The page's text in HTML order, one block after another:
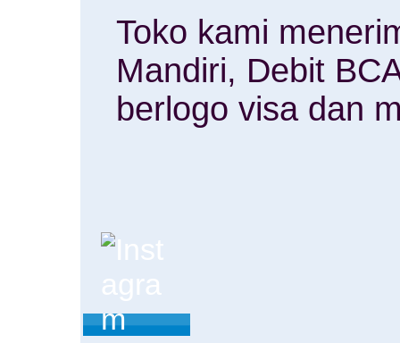
Toko kami
Mandiri, Debit
berlogo visa dan